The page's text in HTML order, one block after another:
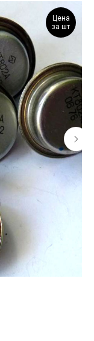
Цена
за шт